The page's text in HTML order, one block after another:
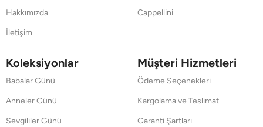
Hakkımızda
İletişim
Cappellini
Koleksiyonlar
Babalar Günü
Anneler Günü
Sevgililer Günü
Müşteri Hizmetleri
Ödeme Seçenekleri
Kargolama ve Teslimat
Garanti Şartları